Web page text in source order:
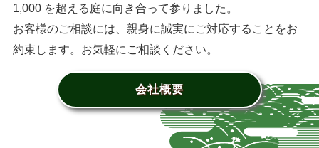
1,000 を超える庭に向き合って参りました。
お客様のご相談には、親身に誠実にご対応することをお
約束します。お気軽にご相談ください。
会社概要